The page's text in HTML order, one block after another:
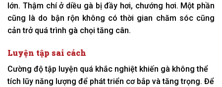
lớn. Thậm chí ở diều gà bị đầy hơi, chướng hơi. Một phần
cũng là do bận rộn không có thời gian chăm sóc cũng
cản trở quá trình gà chọi tăng cân.
Luyện tập sai cách
Cường độ tập luyện quá khắc nghiệt khiến gà không thể
tích lũy năng lượng để phát triển cơ bắp và tăng trọng. Để